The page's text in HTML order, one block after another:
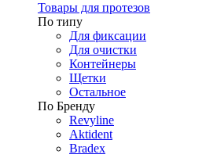
Товары для протезов
По типу
Для фиксации
Для очистки
Контейнеры
Щетки
Остальное
По Бренду
Revyline
Aktident
Bradex